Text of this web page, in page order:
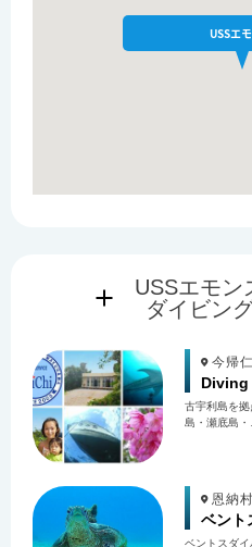
USSエ
USSエモン
ダイビン
今帰
Diving
古宇利島を
島・瀬底島・
恩納村
ベント
ベントスダ